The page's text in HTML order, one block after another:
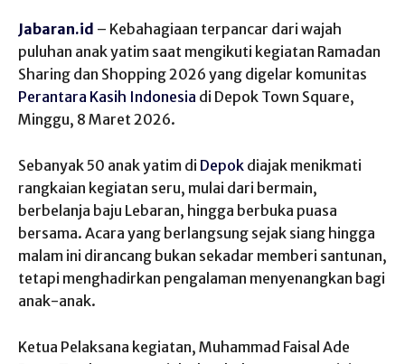
Jabaran.id – Kebahagiaan terpancar dari wajah
puluhan anak yatim saat mengikuti kegiatan Ramadan
Sharing dan Shopping 2026 yang digelar komunitas
Perantara Kasih Indonesia di Depok Town Square,
Minggu, 8 Maret 2026.
Sebanyak 50 anak yatim di Depok diajak menikmati
rangkaian kegiatan seru, mulai dari bermain,
berbelanja baju Lebaran, hingga berbuka puasa
bersama. Acara yang berlangsung sejak siang hingga
malam ini dirancang bukan sekadar memberi santunan,
tetapi menghadirkan pengalaman menyenangkan bagi
anak-anak.
Ketua Pelaksana kegiatan, Muhammad Faisal Ade